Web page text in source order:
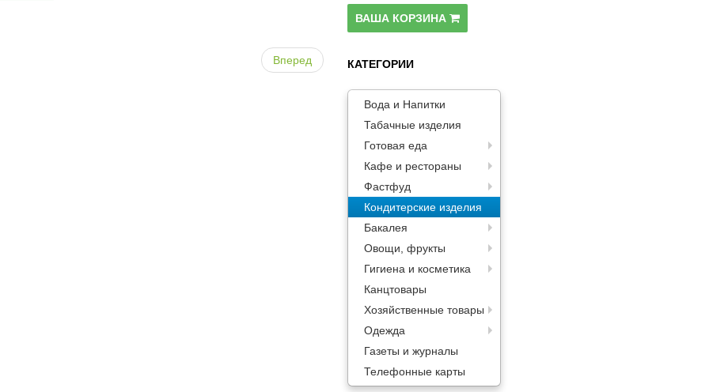
Вперед
ВАША КОРЗИНА
КАТЕГОРИИ
Вода и Напитки
Табачные изделия
Готовая еда
Кафе и рестораны
Фастфуд
Кондитерские изделия
Бакалея
Овощи, фрукты
Гигиена и косметика
Канцтовары
Хозяйственные товары
Одежда
Газеты и журналы
Телефонные карты